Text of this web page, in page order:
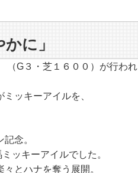
に」
（G３・芝１６００）が行われ
ッキーアイルを、
念。
ッキーアイルでした。
とハナを奪う展開。